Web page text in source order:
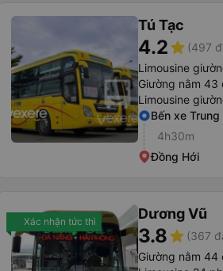
Tú Tạc
4.2star (497
Limousine
Giường nằm 43
Limousine
Bến xe
4h30m
Đồng Hới
Xác nhận tức thì Dương Vũ
3.8star (367
Giường nằm 44